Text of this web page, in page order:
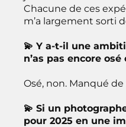
Chacune de ces
m’a largement sorti
💫 Y a-t-il une
n’as pas encore
Osé, non. Manqué
💫 Si un
pour 2025 en une